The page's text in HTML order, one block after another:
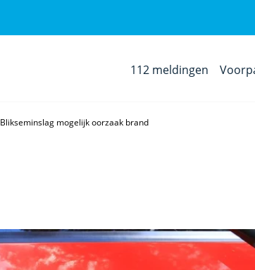
112 meldingen
Blikseminslag mogelijk oorzaak brand